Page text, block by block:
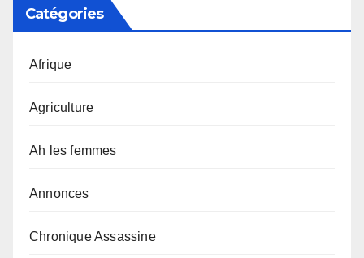
Catégories
Afrique
Agriculture
Ah les femmes
Annonces
Chronique Assassine